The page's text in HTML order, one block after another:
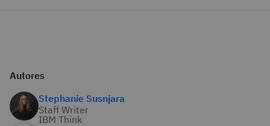
Autores
Stephanie Susnjara
Staff Writer
IBM Think